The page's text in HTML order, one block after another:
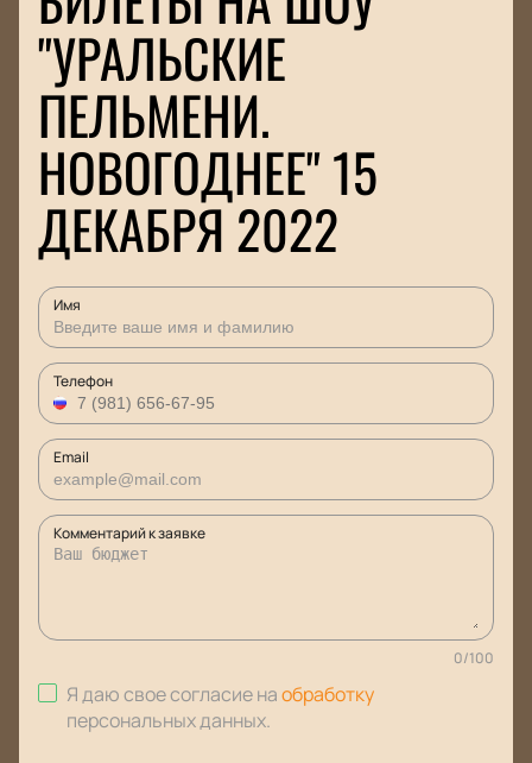
"УРАЛЬСКИЕ
ПЕЛЬМЕНИ.
НОВОГОДНЕЕ" 15
ДЕКАБРЯ 2022
Имя
Телефон
Email
Комментарий к заявке
0/100
Я даю свое согласие наобработку
персональных данных.